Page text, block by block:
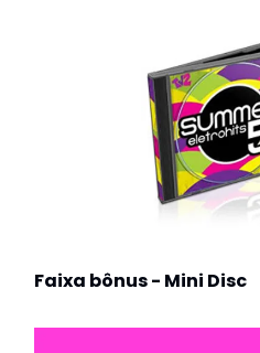
Faixa bônus - Mini Disc